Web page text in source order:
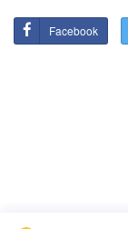
Facebook